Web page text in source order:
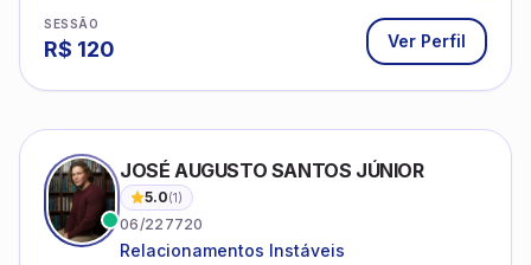
SESSÃO
R$ 120 Ver Perfil
JOSÉ AUGUSTO SANTOS JÚNIOR
5.0(1)
06/227720
Relacionamentos Instáveis